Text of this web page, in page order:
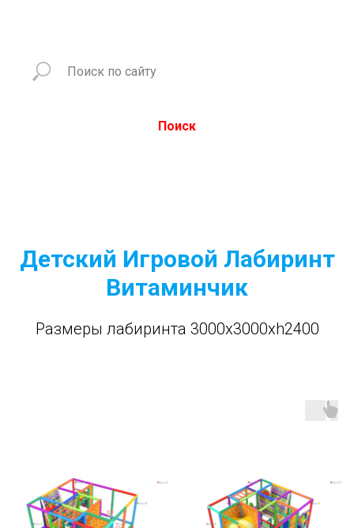
Поиск
Детский Игровой Лабиринт
Витаминчик
Размеры лабиринта 3000x3000xh2400